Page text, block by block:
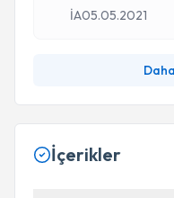
İA05.05.2021
İçerikler